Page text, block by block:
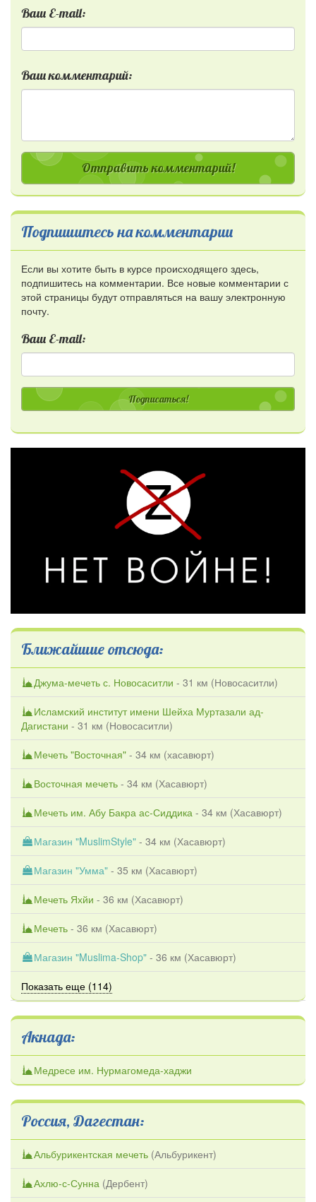
Ваш E-mail:
Ваш комментарий:
Отправить комментарий!
Подпишитесь на комментарии
Если вы хотите быть в курсе происходящего здесь,
подпишитесь на комментарии. Все новые комментарии с
этой страницы будут отправляться на вашу электронную
почту.
Ваш E-mail:
Подписаться!
Ближайшие отсюда:
Джума-мечеть с. Новосаситли - 31 км (Новосаситли)
Исламский институт имени Шейха Муртазали ад-
Дагистани - 31 км (Новосаситли)
Мечеть "Восточная" - 34 км (хасавюрт)
Восточная мечеть - 34 км (Хасавюрт)
Мечеть им. Абу Бакра ас-Сиддика - 34 км (Хасавюрт)
Магазин "MuslimStyle" - 34 км (Хасавюрт)
Магазин "Умма" - 35 км (Хасавюрт)
Мечеть Яхйи - 36 км (Хасавюрт)
Мечеть - 36 км (Хасавюрт)
Магазин "Muslima-Shop" - 36 км (Хасавюрт)
Показать еще (114)
Акнада:
Медресе им. Нурмагомеда-хаджи
Россия, Дагестан:
Альбурикентская мечеть (Альбурикент)
Ахлю-с-Сунна (Дербент)